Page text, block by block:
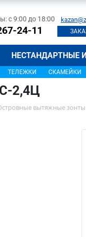
с 9:00 до 18:00
24-11
НЕСТАНДАРТНЫЕ
ТЕЛЕЖКИ СКАМЕЙКИ
2,4Ц
вытяжные зонты